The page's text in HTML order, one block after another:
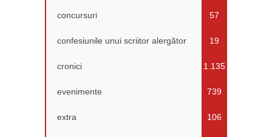
concursuri 57
confesiunile unui scriitor alergător 19
cronici 1.135
evenimente 739
extra 106